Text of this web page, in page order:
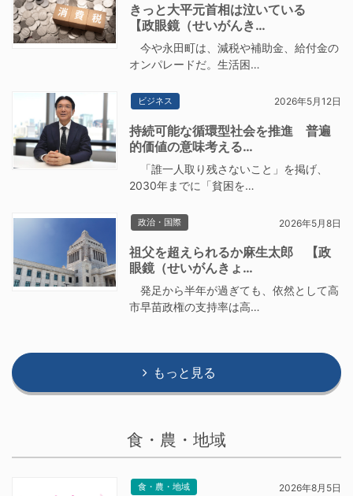
きっと大平元首相は泣いている
【政眼鏡（せいがんき…
今や永田町は、減税や補助金、給付金の
オンパレードだ。生活困…
ビジネス 2026年5月12日
持続可能な循環型社会を推進 普遍
的価値の意味考える…
「誰一人取り残さないこと」を掲げ、
2030年までに「貧困を…
政治・国際 2026年5月8日
祖父を超えられるか麻生太郎 【政
眼鏡（せいがんきょ…
発足から半年が過ぎても、依然として高
市早苗政権の支持率は高…
もっと見る
食・農・地域
食・農・地域 2026年8月5日